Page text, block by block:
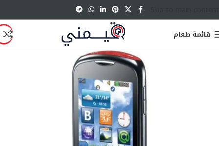
قائمة طعام